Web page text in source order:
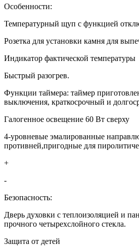
Особенности:
Температурный щуп с функцией
Розетка для установки камня для
Индикатор фактической температуры
Быстрый разогрев.
Функции таймера: таймер
выключения, краткосрочный и
Галогенное освещение 60 Вт сверху
4-уровневые эмалированные
противней,пригодные для
+
-
Безопасность:
Дверь духовки с теплоизоляцией и
прочного четырехслойного стекла.
Защита от детей